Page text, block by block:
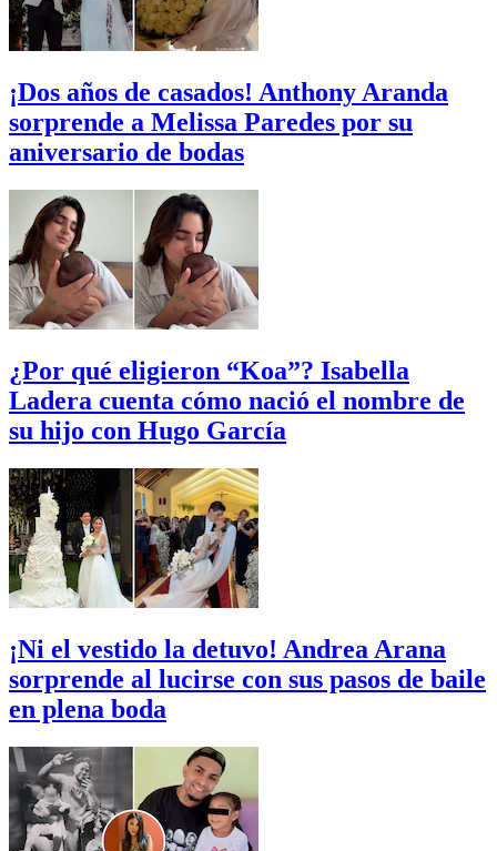
¡Dos años de casados! Anthony Aranda
sorprende a Melissa Paredes por su
aniversario de bodas
¿Por qué eligieron “Koa”? Isabella
Ladera cuenta cómo nació el nombre de
su hijo con Hugo García
¡Ni el vestido la detuvo! Andrea Arana
sorprende al lucirse con sus pasos de baile
en plena boda